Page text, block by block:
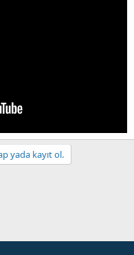
yada kayıt ol.